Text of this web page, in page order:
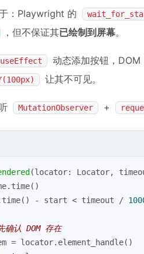
：Playwright 的
，但不保证其已绘制到屏幕。
useEffect 动态添加按钮，
让其不可见。
MutationObserver +
(locator: Locator,
- start < timeout /
确认 DOM 存在
= locator.element_handle()